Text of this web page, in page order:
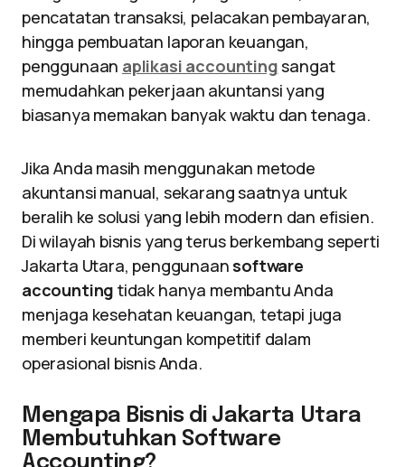
pencatatan transaksi, pelacakan pembayaran,
hingga pembuatan laporan keuangan,
penggunaan aplikasi accountingsangat
memudahkan pekerjaan akuntansi yang
biasanya memakan banyak waktu dan tenaga.
Jika Anda masih menggunakan metode
akuntansi manual, sekarang saatnya untuk
beralih ke solusi yang lebih modern dan efisien.
Di wilayah bisnis yang terus berkembang seperti
Jakarta Utara, penggunaan software
accounting tidak hanya membantu Anda
menjaga kesehatan keuangan, tetapi juga
memberi keuntungan kompetitif dalam
operasional bisnis Anda.
Mengapa Bisnis di Jakarta Utara
Membutuhkan Software